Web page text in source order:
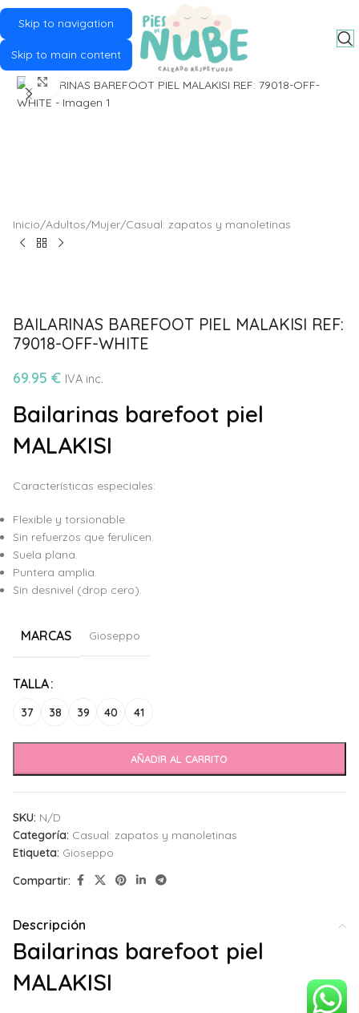
Skip to navigation
Skip to main content
Click to enlarge
Inicio/Adultos/Mujer/Casual: zapatos y manoletinas
BAILARINAS BAREFOOT PIEL MALAKISI REF:
79018-OFF-WHITE
69.95 € IVA inc.
Bailarinas barefoot piel
MALAKISI
Características especiales:
Flexible y torsionable.
Sin refuerzos que ferulicen.
Suela plana.
Puntera amplia.
Sin desnivel (drop cero).
MARCAS Gioseppo
TALLA
37 38 39 40 41
AÑADIR AL CARRITO
Alternative:
SKU: N/D
Categoría: Casual: zapatos y manoletinas
Etiqueta: Gioseppo
Compartir:
Descripción
Bailarinas barefoot piel
MALAKISI